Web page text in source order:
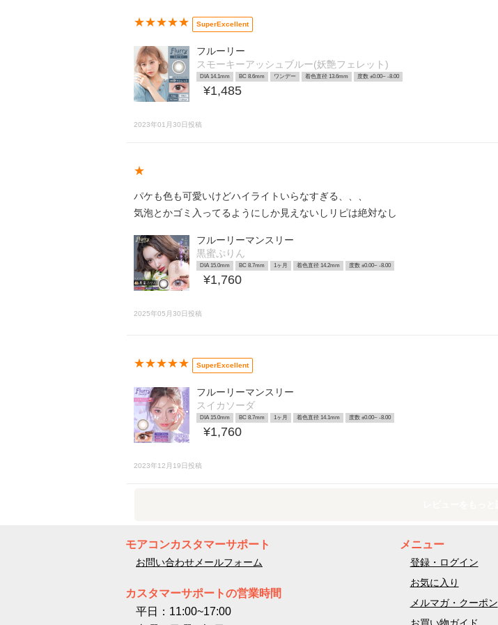
★★★★★ SuperExcellent
フルーリー
スモーキーアッシュブルー(妖艶フェレット)
DIA 14.1mm BC 8.6mm ワンデー 着色直径 13.6mm 度数 ±0.00~ -8.00
¥1,485
2023年01月30日投稿
★
パケも色も可愛いけどハイライトいらなすぎる、、、
気泡とかゴミ入ってるようにしか見えないしリピは絶対なし
フルーリーマンスリー
黒蜜ぷりん
DIA 15.0mm BC 8.7mm 1ヶ月 着色直径 14.2mm 度数 ±0.00~ -8.00
¥1,760
2025年05月30日投稿
★★★★★ SuperExcellent
フルーリーマンスリー
スイカソーダ
DIA 15.0mm BC 8.7mm 1ヶ月 着色直径 14.1mm 度数 ±0.00~ -8.00
¥1,760
2023年12月19日投稿
モアコンカスタマーサポート
お問い合わせメールフォーム
カスタマーサポートの営業時間
平日：11:00~17:00
メニュー
登録・ログイン
お気に入り
メルマガ・クーポン